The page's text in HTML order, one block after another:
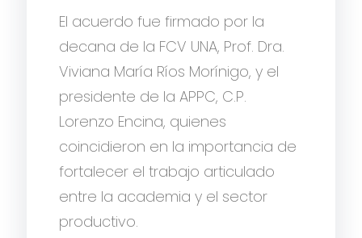
El acuerdo fue firmado por la
decana de la FCV UNA, Prof. Dra.
Viviana María Ríos Morínigo, y el
presidente de la APPC, C.P.
Lorenzo Encina, quienes
coincidieron en la importancia de
fortalecer el trabajo articulado
entre la academia y el sector
productivo.